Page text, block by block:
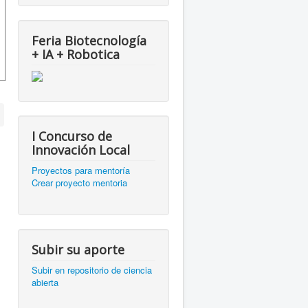
Feria Biotecnología
+ IA + Robotica
I Concurso de
Innovación Local
Proyectos para mentoría
Crear proyecto mentoria
Subir su aporte
Subir en repositorio de ciencia
abierta